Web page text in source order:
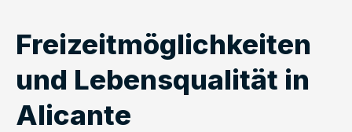
Freizeitmöglichkeiten
und Lebensqualität in
Alicante